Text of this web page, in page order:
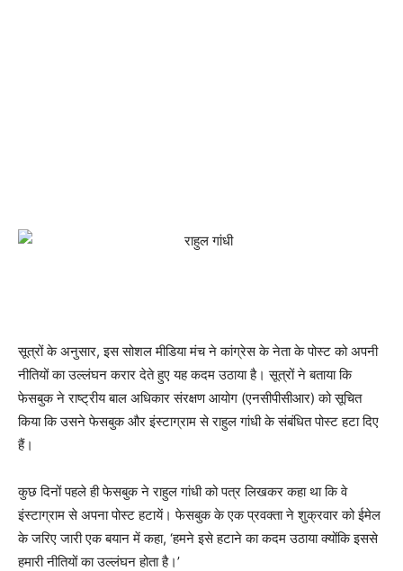
सूत्रों के अनुसार, इस सोशल मीडिया मंच ने कांग्रेस के नेता के पोस्ट को अपनी
नीतियों का उल्लंघन करार देते हुए यह कदम उठाया है। सूत्रों ने बताया कि
फेसबुक ने राष्ट्रीय बाल अधिकार संरक्षण आयोग (एनसीपीसीआर) को सूचित
किया कि उसने फेसबुक और इंस्टाग्राम से राहुल गांधी के संबंधित पोस्ट हटा दिए
हैं।
कुछ दिनों पहले ही फेसबुक ने राहुल गांधी को पत्र लिखकर कहा था कि वे
इंस्टाग्राम से अपना पोस्ट हटायें। फेसबुक के एक प्रवक्ता ने शुक्रवार को ईमेल
के जरिए जारी एक बयान में कहा, ‘हमने इसे हटाने का कदम उठाया क्योंकि इससे
हमारी नीतियों का उल्लंघन होता है।’